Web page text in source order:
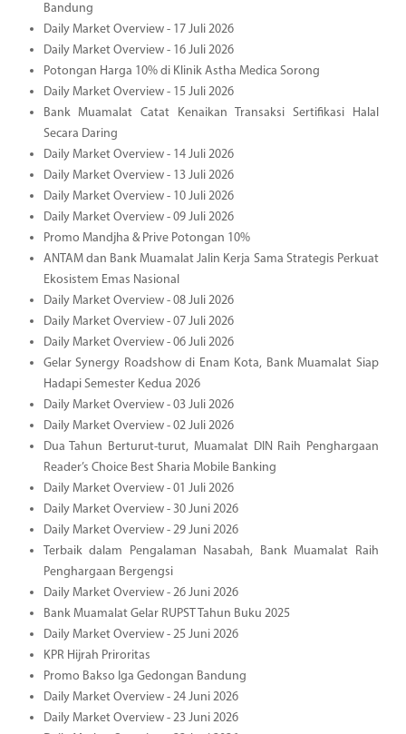
Bandung
Daily Market Overview - 17 Juli 2026
Daily Market Overview - 16 Juli 2026
Potongan Harga 10% di Klinik Astha Medica Sorong
Daily Market Overview - 15 Juli 2026
Bank Muamalat Catat Kenaikan Transaksi Sertifikasi Halal
Secara Daring
Daily Market Overview - 14 Juli 2026
Daily Market Overview - 13 Juli 2026
Daily Market Overview - 10 Juli 2026
Daily Market Overview - 09 Juli 2026
Promo Mandjha & Prive Potongan 10%
ANTAM dan Bank Muamalat Jalin Kerja Sama Strategis Perkuat
Ekosistem Emas Nasional
Daily Market Overview - 08 Juli 2026
Daily Market Overview - 07 Juli 2026
Daily Market Overview - 06 Juli 2026
Gelar Synergy Roadshow di Enam Kota, Bank Muamalat Siap
Hadapi Semester Kedua 2026
Daily Market Overview - 03 Juli 2026
Daily Market Overview - 02 Juli 2026
Dua Tahun Berturut-turut, Muamalat DIN Raih Penghargaan
Reader’s Choice Best Sharia Mobile Banking
Daily Market Overview - 01 Juli 2026
Daily Market Overview - 30 Juni 2026
Daily Market Overview - 29 Juni 2026
Terbaik dalam Pengalaman Nasabah, Bank Muamalat Raih
Penghargaan Bergengsi
Daily Market Overview - 26 Juni 2026
Bank Muamalat Gelar RUPST Tahun Buku 2025
Daily Market Overview - 25 Juni 2026
KPR Hijrah Priroritas
Promo Bakso Iga Gedongan Bandung
Daily Market Overview - 24 Juni 2026
Daily Market Overview - 23 Juni 2026